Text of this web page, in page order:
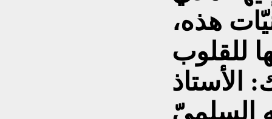
هذه،
للقلوب
الأستاذ